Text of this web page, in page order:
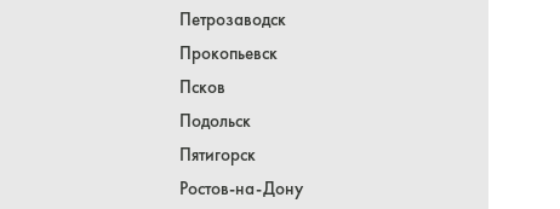
Петрозаводск
Прокопьевск
Псков
Подольск
Пятигорск
Ростов-на-Дону